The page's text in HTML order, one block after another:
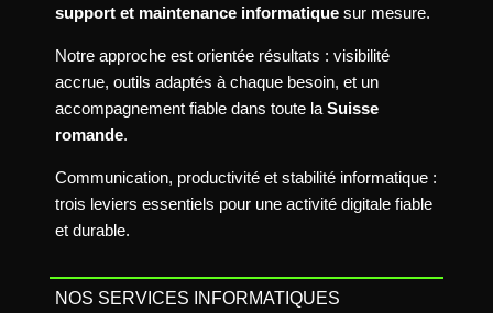
support et maintenance informatiquesur mesure.
Notre approche est orientée résultats : visibilité
accrue, outils adaptés à chaque besoin, et un
accompagnement fiable dans toute la Suisse
romande.
Communication, productivité et stabilité informatique :
trois leviers essentiels pour une activité digitale fiable
et durable.
NOS SERVICES INFORMATIQUES